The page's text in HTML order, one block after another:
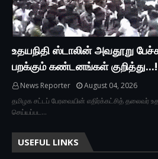
உதயநிதி ஸ்டாலின் அவதூறு
பறக்கும் கண்டனங்கள் குறித்து...!
News Reporter
August 04, 2026
தமிழக சட்டப் பேரவையின் எதிர்க்கட்சித் தலைவர்
செய்யப்பட…
USEFUL LINKS